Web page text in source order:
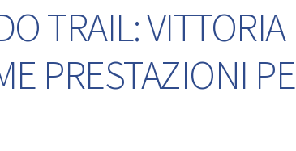
TRAIL:
PRESTAZIONI